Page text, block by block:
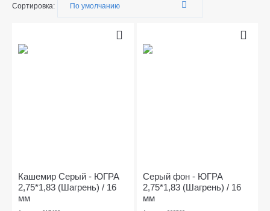
Сортировка:
Кашемир Серый - ЮГРА
2,75*1,83 (Шагрень) / 16
мм
Серый фон - ЮГРА
2,75*1,83 (Шагрень) / 16
мм